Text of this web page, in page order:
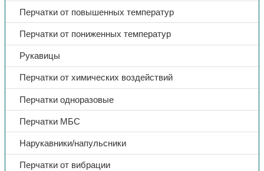
Перчатки от повышенных температур
Перчатки от пониженных температур
Рукавицы
Перчатки от химических воздействий
Перчатки одноразовые
Перчатки МБС
Нарукавники/напульсники
Перчатки от вибрации